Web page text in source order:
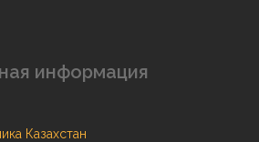
информация
Казахстан